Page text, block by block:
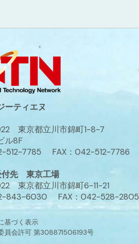
ーティエヌ
東京都立川市錦町1-8-7
ル8F
512-7785 FAX：042-512-7786
付先 東京工場
東京都立川市錦町6-11-21
843-6030 FAX：042-528-2805
基づく表示
員会許可 第308871506193号